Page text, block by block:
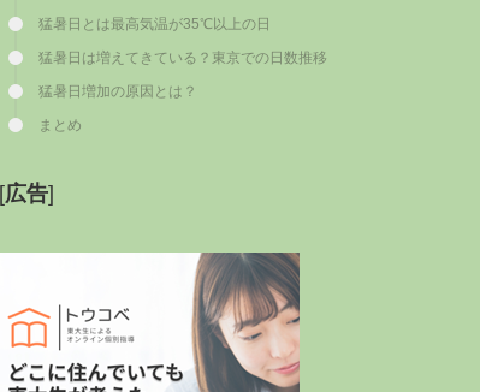
猛暑日とは最高気温が35℃以上の日
猛暑日は増えてきている？東京での日数推移
猛暑日増加の原因とは？
まとめ
[広告]